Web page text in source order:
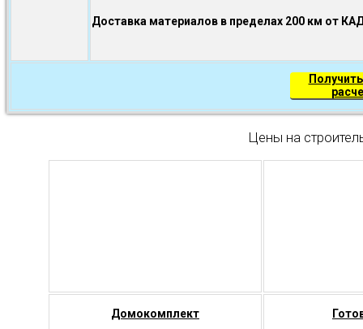
Доставка материалов в пределах 200 км от
Цены на
Домокомплект